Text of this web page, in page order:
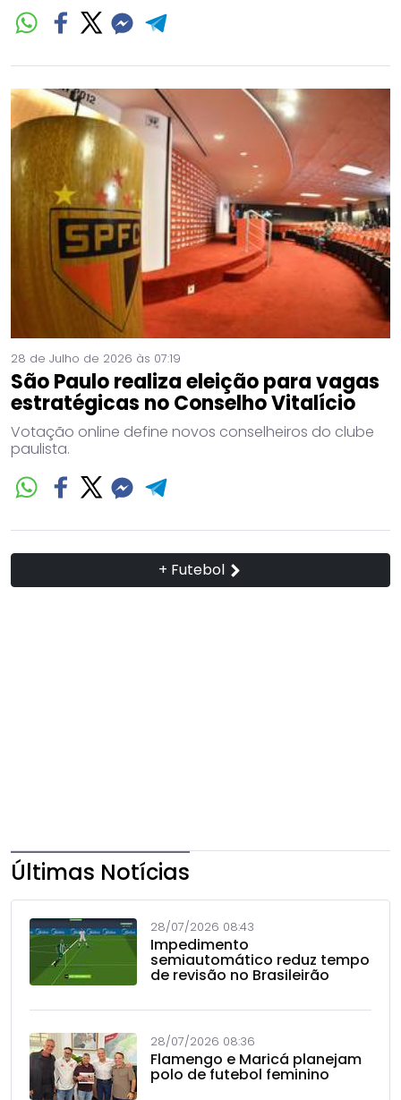
28 de Julho de 2026 às 07:19
São Paulo realiza eleição para vagas
estratégicas no Conselho Vitalício
Votação online define novos conselheiros do clube
paulista.
+ Futebol
Últimas Notícias
28/07/2026 08:43
Impedimento
semiautomático reduz tempo
de revisão no Brasileirão
28/07/2026 08:36
Flamengo e Maricá planejam
polo de futebol feminino